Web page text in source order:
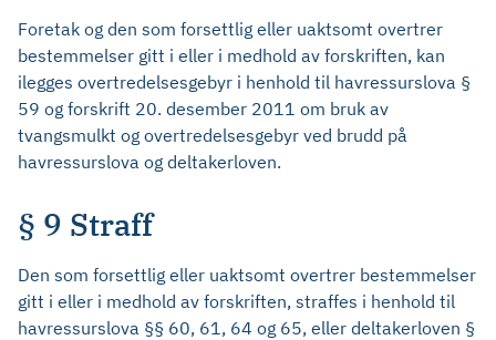
Foretak og den som forsettlig eller uaktsomt overtrer
bestemmelser gitt i eller i medhold av forskriften, kan
ilegges overtredelsesgebyr i henhold til havressurslova §
59 og forskrift 20. desember 2011 om bruk av
tvangsmulkt og overtredelsesgebyr ved brudd på
havressurslova og deltakerloven.
§ 9 Straff
Den som forsettlig eller uaktsomt overtrer bestemmelser
gitt i eller i medhold av forskriften, straffes i henhold til
havressurslova §§ 60, 61, 64 og 65, eller deltakerloven §